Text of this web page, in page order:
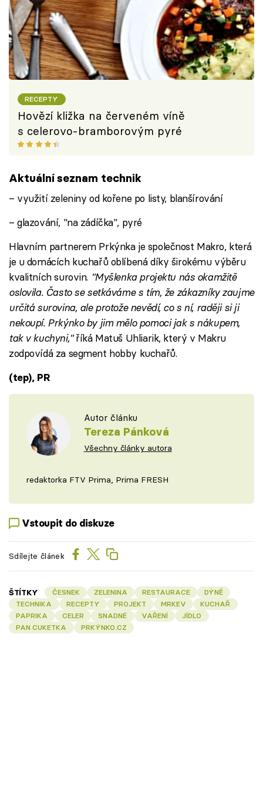
RECEPTY
Hovězí kližka na červeném víně
s celerovo-bramborovým pyré
Aktuální seznam technik
– využití zeleniny od kořene po listy, blanšírování
– glazování, "na zádíčka", pyré
Hlavním partnerem Prkýnka je společnost Makro, která
je u domácích kuchařů oblíbená díky širokému výběru
kvalitních surovin. "Myšlenka projektu nás okamžitě
oslovila. Často se setkáváme s tím, že zákazníky zaujme
určitá surovina, ale protože nevědí, co s ní, raději si ji
nekoupí. Prkýnko by jim mělo pomoci jak s nákupem,
tak v kuchyni,"říká Matuš Uhliarik, který v Makru
zodpovídá za segment hobby kuchařů.
(tep), PR
Autor článku
Tereza Pánková
Všechny články autora
redaktorka FTV Prima, Prima FRESH
Vstoupit do diskuze
Sdílejte článek
ŠTÍTKY ČESNEK ZELENINA RESTAURACE
DÝNĚ
TECHNIKA
RECEPTY PROJEKT MRKEV
KUCHAŘ
PAPRIKA
CELER SNADNÉ VAŘENÍ
JÍDLO
PAN CUKETKA
PRKÝNKO.CZ